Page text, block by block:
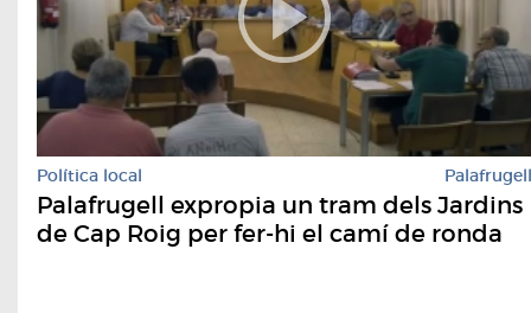
Política local Palafrugell
Palafrugell expropia un tram dels Jardins
de Cap Roig per fer-hi el camí de ronda